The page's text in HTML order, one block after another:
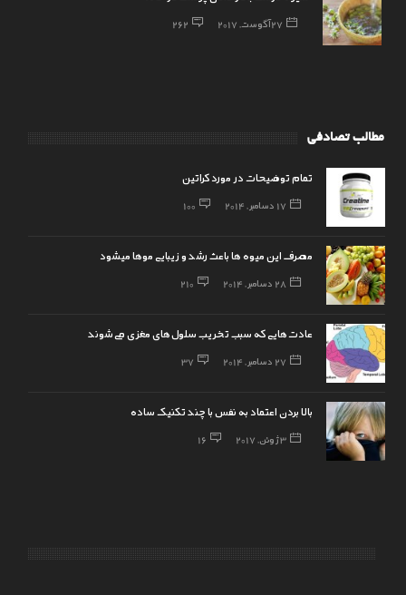
27 آگوست, 2017 262
مطالب تصادفی
تمام توضیحات در مورد کراتین
17 دسامبر, 2014 100
مصرف این میوه ها باعث رشد و زیبایی موها میشود
28 دسامبر, 2014 210
عادت‌هایی كه سبب تخریب سلول‌های مغزی می‌شوند
27 دسامبر, 2014 37
بالا بردن اعتماد به نفس با چند تکنیک ساده
3 ژوئن, 2017 16